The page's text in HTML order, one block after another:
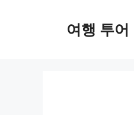
여행 투어